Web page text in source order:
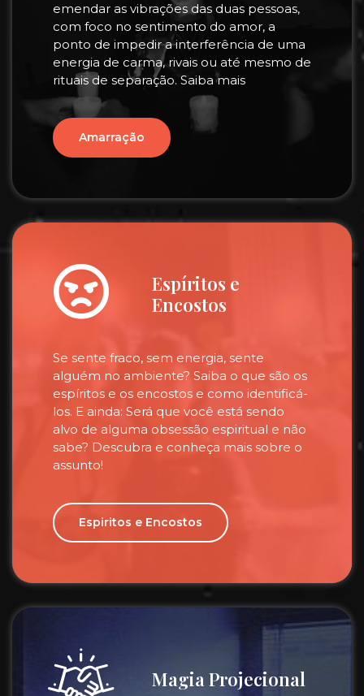
emendar as vibrações das duas pessoas,
com foco no sentimento do amor, a
ponto de impedir a interferência de uma
energia de carma, rivais ou até mesmo de
rituais de separação. Saiba mais
Amarração
Espíritos e
Encostos
Se sente fraco, sem energia, sente
alguém no ambiente? Saiba o que são os
espíritos e os encostos e como identificá-
los. E ainda: Será que você está sendo
alvo de alguma obsessão espiritual e não
sabe? Descubra e conheça mais sobre o
assunto!
Espiritos e Encostos
Magia Projecional